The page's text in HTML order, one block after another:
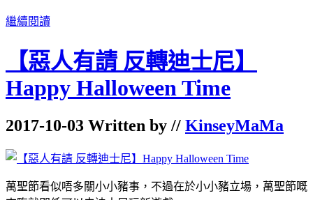
繼續閱讀
【惡人有請 反轉迪士尼】
Happy Halloween Time
2017-10-03 Written by // KinseyMaMa
萬聖節看似唔多關小小豬事，不過在於小小豬立場，萬聖節嘅